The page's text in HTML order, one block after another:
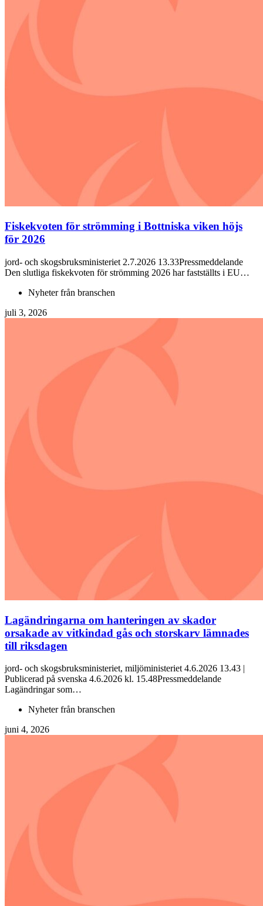
Fiskekvoten för strömming i Bottniska viken höjs
för 2026
jord- och skogsbruksministeriet 2.7.2026 13.33Pressmeddelande
Den slutliga fiskekvoten för strömming 2026 har fastställts i EU…
Nyheter från branschen
juli 3, 2026
Lagändringarna om hanteringen av skador
orsakade av vitkindad gås och storskarv lämnades
till riksdagen
jord- och skogsbruksministeriet, miljöministeriet 4.6.2026 13.43 |
Publicerad på svenska 4.6.2026 kl. 15.48Pressmeddelande
Lagändringar som…
Nyheter från branschen
juni 4, 2026